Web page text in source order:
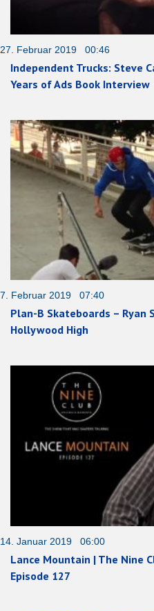
27. Februar 2019 00:46
Independent Trucks: Steve
Years of Ads Book Interview
7. Februar 2019 07:40
Plan-B Skateboards – Ryan
Hollywood High
14. Januar 2019 06:00
Lance Mountain | The Nine
Episode 127